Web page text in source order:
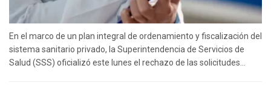
En el marco de un plan integral de ordenamiento y fiscalización del
sistema sanitario privado, la Superintendencia de Servicios de
Salud (SSS) oficializó este lunes el rechazo de las solicitudes...